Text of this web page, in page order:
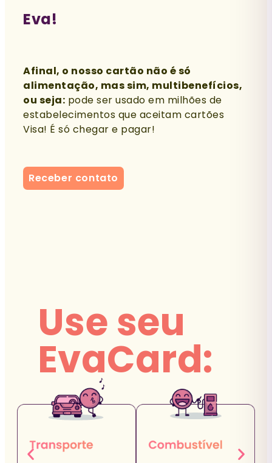
Eva!
Afinal, o nosso cartão não é só
alimentação, mas sim, multibenefícios,
ou seja: pode ser usado em milhões de
estabelecimentos que aceitam cartões
Visa! É só chegar e pagar!
Receber contato
Use seu
EvaCard: